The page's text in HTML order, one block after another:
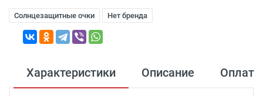
Солнцезащитные очки Нет бренда
Характеристики Описание Оплата